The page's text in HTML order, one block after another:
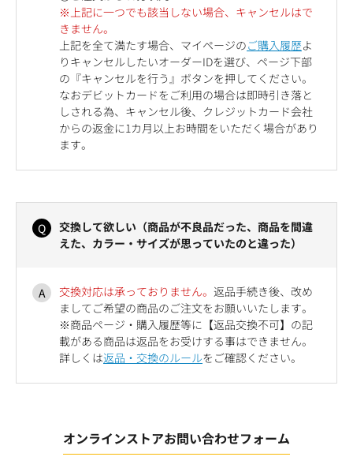
※上記に一つでも該当しない場合、キャンセルはで
きません。
上記を全て満たす場合、マイページのご購入履歴よ
りキャンセルしたいオーダーIDを選び、ページ下部
の『キャンセルを行う』ボタンを押してください。
なおデビットカードをご利用の場合は即時引き落と
しされる為、キャンセル後、クレジットカード会社
からの返金に1カ月以上お時間をいただく場合があり
ます。
交換して欲しい（商品が不良品だった、商品を間違
えた、カラー・サイズが思っていたのと違った）
交換対応は承っておりません。 返品手続き後、改め
ましてご希望の商品のご注文をお願いいたします。
※商品ページ・購入履歴等に【返品交換不可】の記
載がある商品は返品をお受けする事はできません。
詳しくは返品・交換のルールをご確認ください。
オンラインストアお問い合わせフォーム